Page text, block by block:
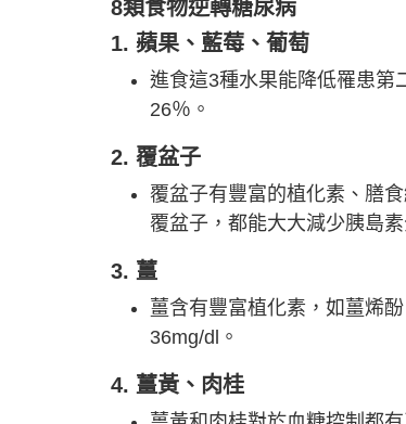
8類食物逆轉糖尿病
1. 蘋果、藍莓、葡萄
進食這3種水果能降低罹患第
26％。
2. 覆盆子
覆盆子有豐富的植化素、膳
覆盆子，都能大大減少胰島
3. 薑
薑含有豐富植化素，如薑烯
36mg/dl。
4. 薑黃、肉桂